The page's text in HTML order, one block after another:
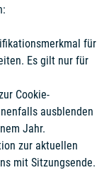
für
Es gilt nur für
Cookie-
ausblenden
Jahr.
zur aktuellen
mit Sitzungsende.